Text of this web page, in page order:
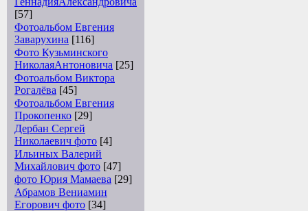
[57]
Фотоальбом Евгения
Заварухина [116]
Фото Кузьминского
НиколаяАнтоновича [25]
Фотоальбом Виктора
Рогалёва [45]
Фотоальбом Евгения
Прокопенко [29]
Дербан Сергей
Николаевич фото [4]
Ильиных Валерий
Михайлович фото [47]
фото Юрия Мамаева [29]
Абрамов Вениамин
Егорович фото [34]